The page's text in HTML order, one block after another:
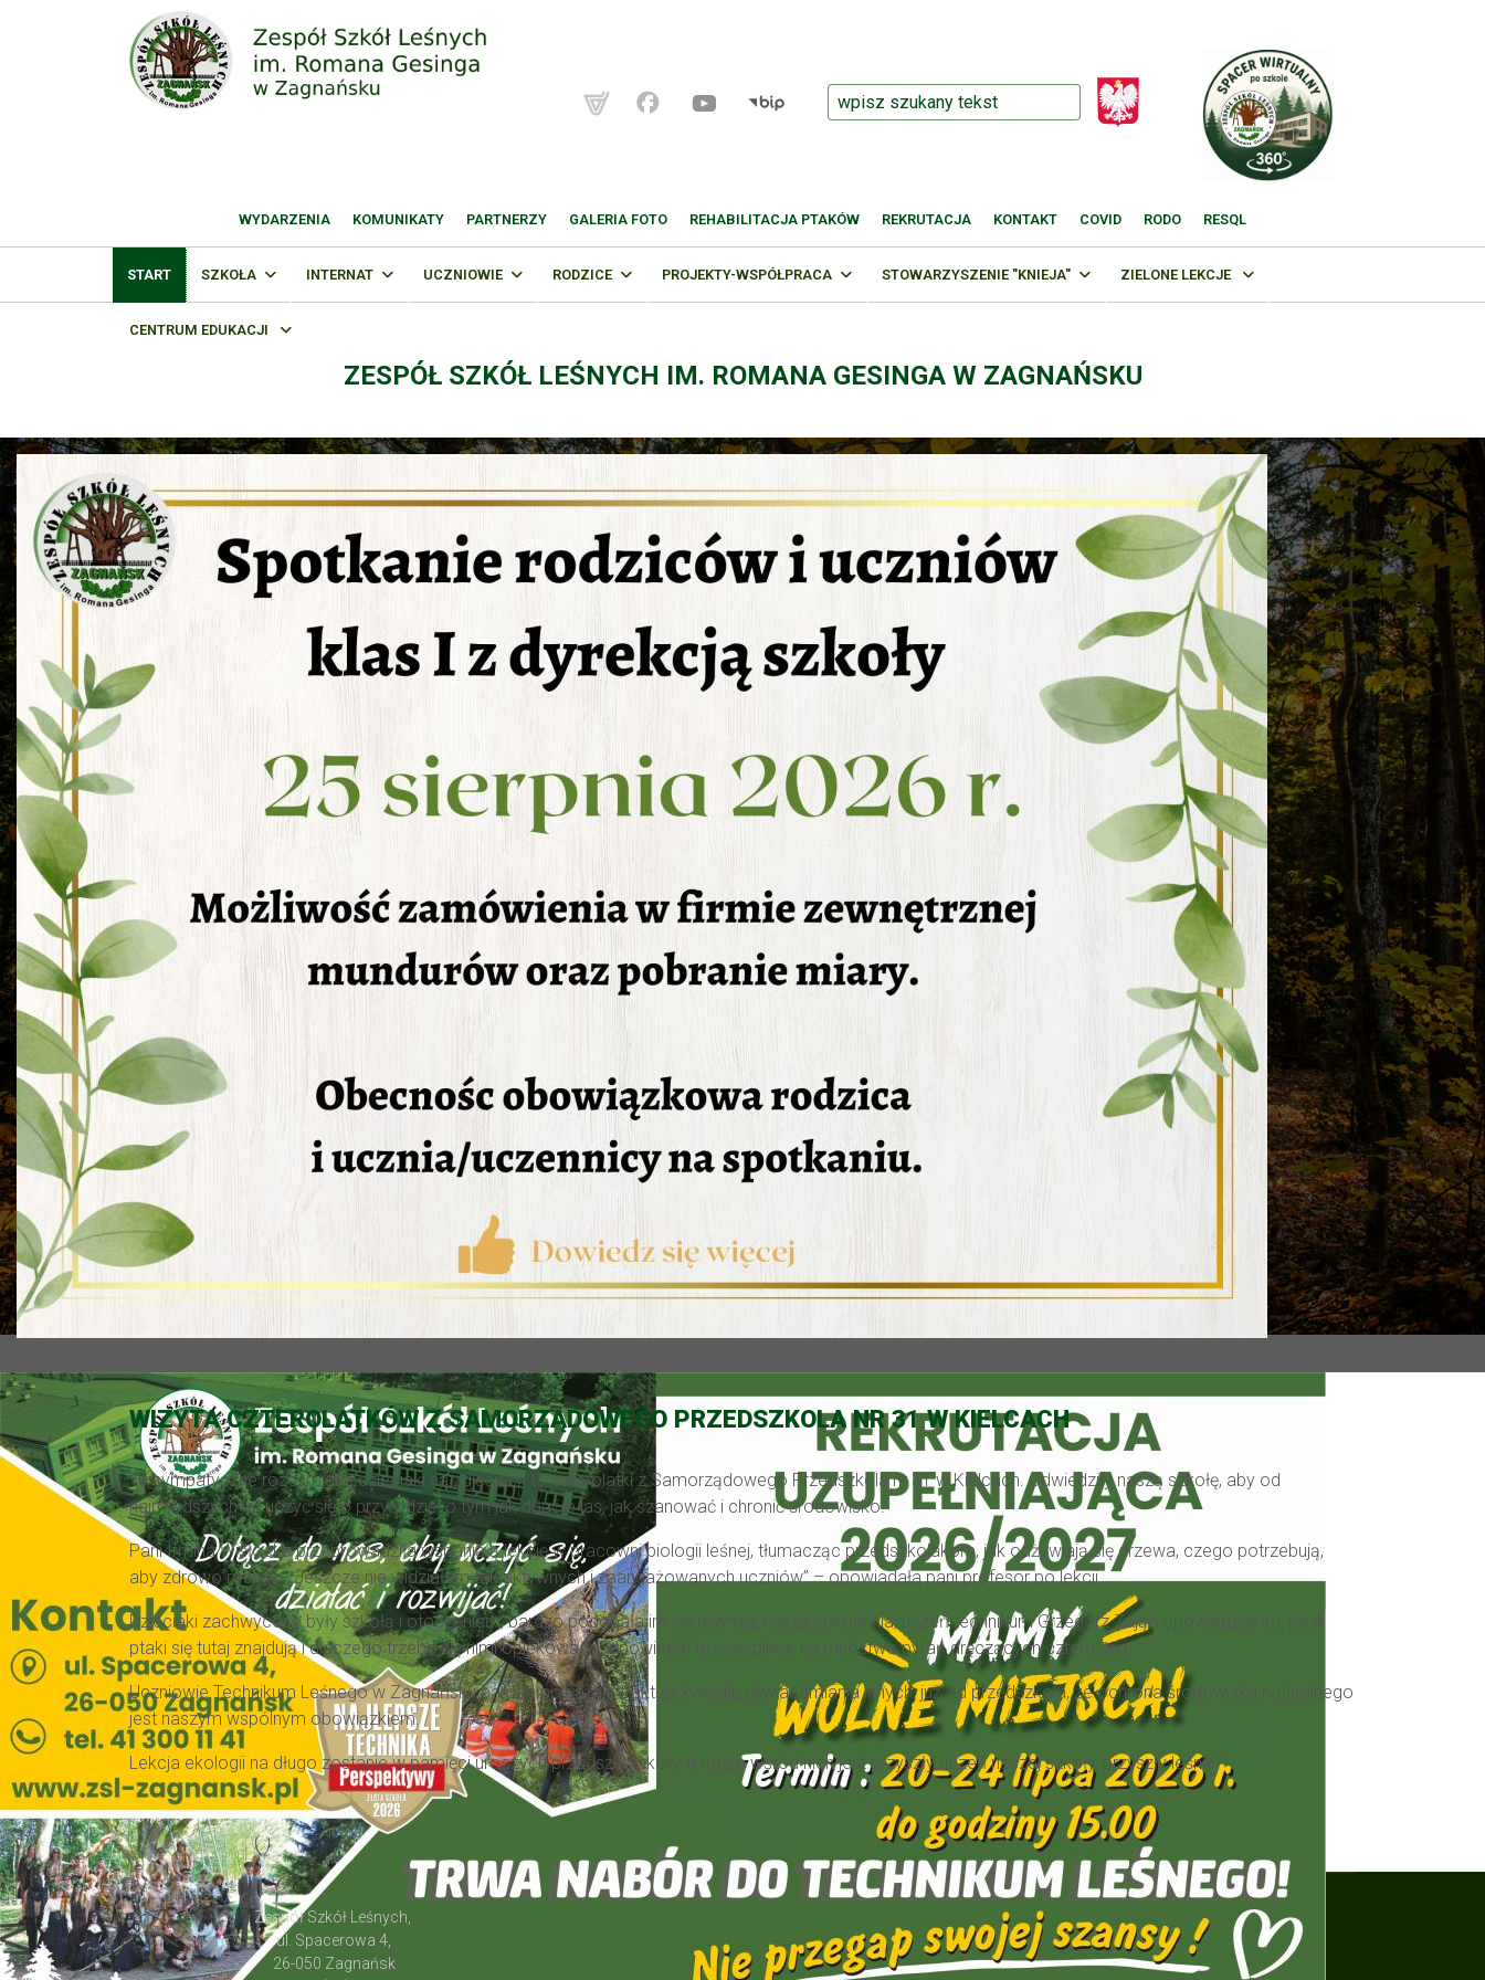
WYDARZENIA KOMUNIKATY PARTNERZY GALERIA FOTO REHABILITACJA PTAKÓW REKRUTACJA KONTAKT COVID RODO RESQL
START SZKOŁA INTERNAT UCZNIOWIE RODZICE PROJEKTY-WSPÓŁPRACA STOWARZYSZENIE "KNIEJA" ZIELONE LEKCJE
CENTRUM EDUKACJI
ZESPÓŁ SZKÓŁ LEŚNYCH IM. ROMANA GESINGA W ZAGNAŃSKU
WIZYTA CZTEROLATKÓW Z SAMORZĄDOWEGO PRZEDSZKOLA NR 31 W KIELCACH
Te sympatyczne roześmiane dzieciaki na zdjęciach to czterolatki z Samorządowego Przedszkola nr 31 w Kielcach. Odwiedziły naszą szkołę, aby od
najmłodszych lat uczyć się o przyrodzie, o tym jak dbać o las, jak szanować i chronić środowisko.
Pani Irmina Wisłocka przeprowadziła wspaniałą lekcję w pracowni biologii leśnej, tłumacząc przedszkolakom, jak odżywiają się drzewa, czego potrzebują,
aby zdrowo rosnąć. „Jeszcze nie widziałam tak aktywnych i zaangażowanych uczniów” – opowiadała pani profesor po lekcji.
Dzieciaki zachwycone były szkołą i otoczeniem, bardzo podobała im się również nasza sokolarnia, uczeń technikum Grzegorz Zając opowiedział im, jakie
ptaki się tutaj znajdują i dlaczego trzeba się nimi opiekować. Odpowiadał też cierpliwie na mnóstwo pytań dręczących czterolatki.
Uczniowie Technikum Leśnego w Zagnańsku bardzo poważnie traktują kwestię uświadamiania innych, już od przedszkola, że ochrona środowiska naturalnego
jest naszym wspólnym obowiązkiem.
Lekcja ekologii na długo zostanie w pamięci uroczych przedszkolaków, a może wśród nich jest przyszły uczeń naszej szkoły, przyszły leśnik?
Zespół Szkół Leśnych,
ul. Spacerowa 4,
26-050 Zagnańsk